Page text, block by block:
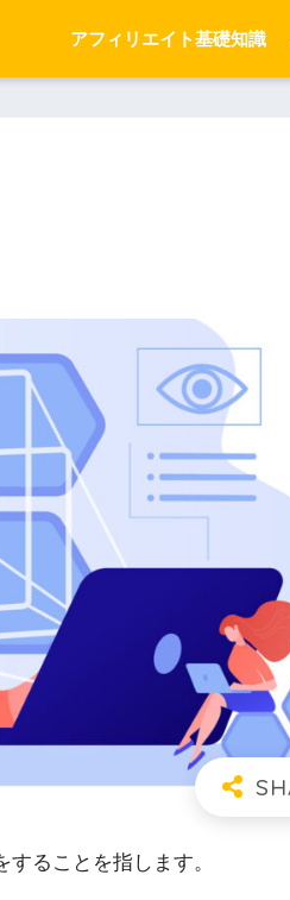
アフィリエイト基礎知識
すること を指します。